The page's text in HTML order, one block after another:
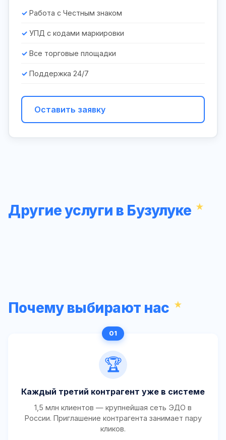
Работа с Честным знаком
УПД с кодами маркировки
Все торговые площадки
Поддержка 24/7
Оставить заявку
Другие услуги в Бузулуке
Почему выбирают нас
🏆
Каждый третий контрагент уже в системе
1,5 млн клиентов — крупнейшая сеть ЭДО в
России. Приглашение контрагента занимает пару
кликов.